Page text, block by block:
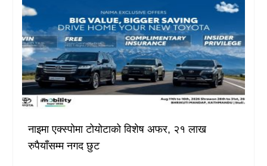
नाइमा एक्स्पोमा टोयोटाको विशेष अफर, २१ लाख
रुपैयाँसम्म नगद छुट